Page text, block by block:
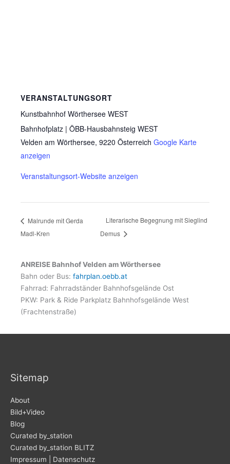
VERANSTALTUNGSORT
Kunstbahnhof Wörthersee WEST
Bahnhofplatz | ÖBB-Hausbahnsteig WEST
Velden am Wörthersee, 9220 Österreich Google Karte
anzeigen
Veranstaltungsort-Website anzeigen
Malrunde mit Gerda
Madl-Kren
Literarische Begegnung mit Sieglind
Demus
ANREISE Bahnhof Velden am Wörthersee
Bahn oder Bus: fahrplan.oebb.at
Fahrrad: Fahrradständer Bahnhofsgelände Ost
PKW: Park & Ride Parkplatz Bahnhofsgelände West
(Frachtenstraße)
Sitemap
About
Bild+Video
Blog
Curated by_station
Curated by_station BLITZ
Impressum | Datenschutz